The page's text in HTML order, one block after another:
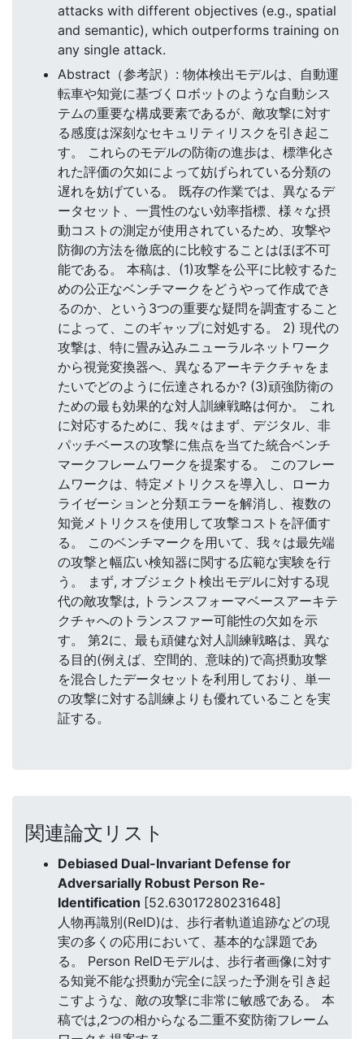
attacks with different objectives (e.g., spatial
and semantic), which outperforms training on
any single attack.
Abstract（参考訳）: 物体検出モデルは、自動運
転車や知覚に基づくロボットのような自動シス
テムの重要な構成要素であるが、敵攻撃に対す
る感度は深刻なセキュリティリスクを引き起こ
す。 これらのモデルの防衛の進歩は、標準化さ
れた評価の欠如によって妨げられている分類の
遅れを妨げている。 既存の作業では、異なるデ
ータセット、一貫性のない効率指標、様々な摂
動コストの測定が使用されているため、攻撃や
防御の方法を徹底的に比較することはほぼ不可
能である。 本稿は、(1)攻撃を公平に比較するた
めの公正なベンチマークをどうやって作成でき
るのか、という3つの重要な疑問を調査すること
によって、このギャップに対処する。 2) 現代の
攻撃は、特に畳み込みニューラルネットワーク
から視覚変換器へ、異なるアーキテクチャをま
たいでどのように伝達されるか? (3)頑強防衛の
ための最も効果的な対人訓練戦略は何か。 これ
に対応するために、我々はまず、デジタル、非
パッチベースの攻撃に焦点を当てた統合ベンチ
マークフレームワークを提案する。 このフレー
ムワークは、特定メトリクスを導入し、ローカ
ライゼーションと分類エラーを解消し、複数の
知覚メトリクスを使用して攻撃コストを評価す
る。 このベンチマークを用いて、我々は最先端
の攻撃と幅広い検知器に関する広範な実験を行
う。 まず, オブジェクト検出モデルに対する現
代の敵攻撃は, トランスフォーマベースアーキテ
クチャへのトランスファー可能性の欠如を示
す。 第2に、最も頑健な対人訓練戦略は、異な
る目的(例えば、空間的、意味的)で高摂動攻撃
を混合したデータセットを利用しており、単一
の攻撃に対する訓練よりも優れていることを実
証する。
関連論文リスト
Debiased Dual-Invariant Defense for
Adversarially Robust Person Re-
Identification [52.63017280231648]
人物再識別(ReID)は、歩行者軌道追跡などの現
実の多くの応用において、基本的な課題であ
る。 Person ReIDモデルは、歩行者画像に対す
る知覚不能な摂動が完全に誤った予測を引き起
こすような、敵の攻撃に非常に敏感である。 本
稿では,2つの相からなる二重不変防衛フレーム